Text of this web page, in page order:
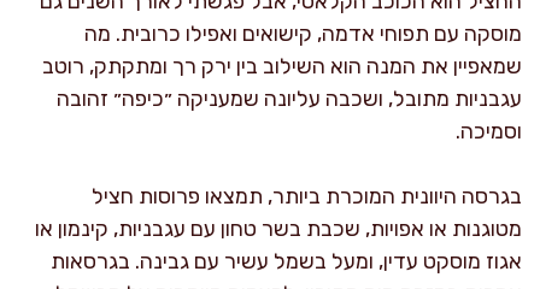
מוסקה עם תפוחי אדמה, קישואים ואפילו כרובית. מה
שמאפיין את המנה הוא השילוב בין ירק רך ומתקתק, רוטב
עגבניות מתובל, ושכבה עליונה שמעניקה ״כיפה״ זהובה
וסמיכה.
בגרסה היוונית המוכרת ביותר, תמצאו פרוסות חציל
מטוגנות או אפויות, שכבת בשר טחון עם עגבניות, קינמון או
אגוז מוסקט עדין, ומעל בשמל עשיר עם גבינה. בגרסאות